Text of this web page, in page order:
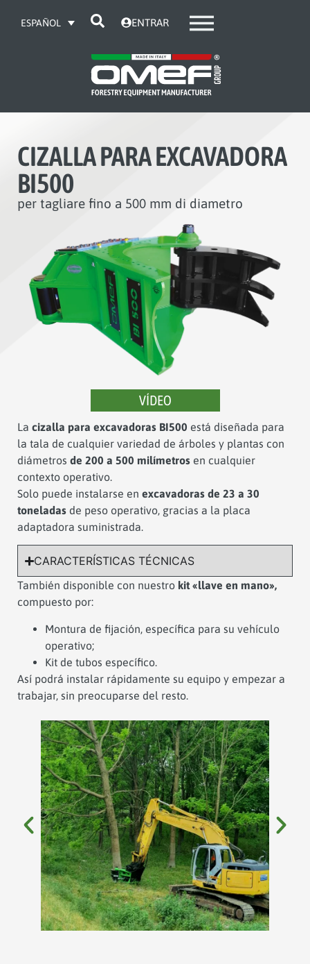
ESPAÑOL ENTRAR
CIZALLA PARA EXCAVADORA
BI500
per tagliare fino a 500 mm di diametro
VÍDEO
La cizalla para excavadoras BI500 está diseñada para
la tala de cualquier variedad de árboles y plantas con
diámetros de 200 a 500 milímetros en cualquier
contexto operativo.
Solo puede instalarse en excavadoras de 23 a 30
toneladas de peso operativo, gracias a la placa
adaptadora suministrada.
CARACTERÍSTICAS TÉCNICAS
También disponible con nuestro kit «llave en mano»,
compuesto por:
Montura de fijación, específica para su vehículo
operativo;
Kit de tubos específico.
Así podrá instalar rápidamente su equipo y empezar a
trabajar, sin preocuparse del resto.